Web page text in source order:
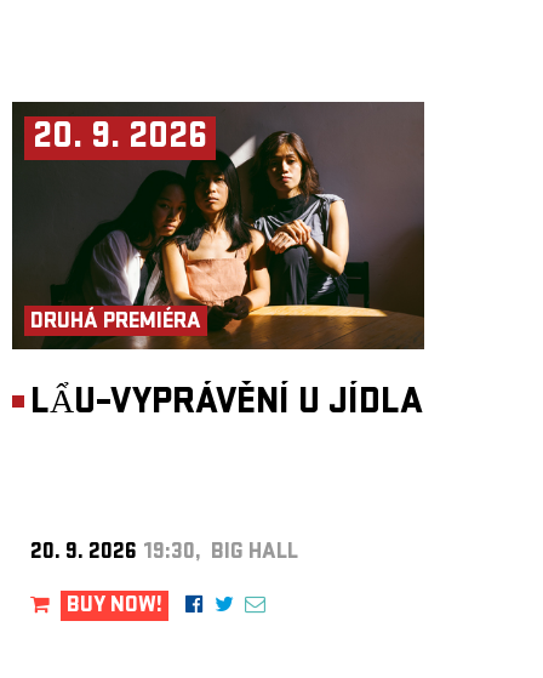
20. 9. 2026
DRUHÁ PREMIÉRA
LẨU–VYPRÁVĚNÍ U JÍDLA
20. 9. 2026 19:30, BIG HALL
BUY NOW!